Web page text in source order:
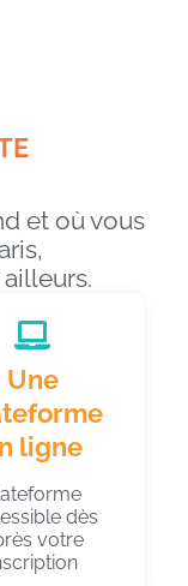
et où vous
Une
ligne
dès
votre